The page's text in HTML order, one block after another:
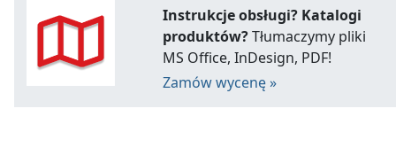
Instrukcje obsługi? Katalogi
produktów?Tłumaczymy pliki
MS Office, InDesign, PDF!
Zamów wycenę »